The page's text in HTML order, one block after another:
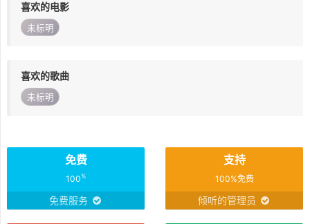
喜欢的电影
未标明
喜欢的歌曲
未标明
免费
100%
免费服务
支持
100%免费
倾听的管理员